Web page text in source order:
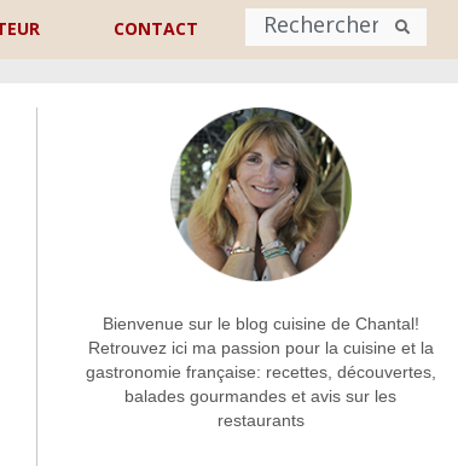
CONTACT
Nom
ou message *
Bienvenue sur le blog cuisine de Chantal!
Retrouvez ici ma passion pour la cuisine et la
gastronomie française: recettes, découvertes,
balades gourmandes et avis sur les
restaurants